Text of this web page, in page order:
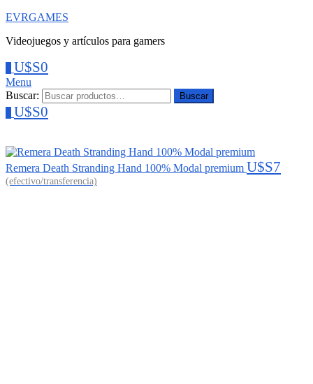
EVRGAMES
Videojuegos y artículos para gamers
U$S0
Menu
Buscar:
Buscar
U$S0
Remera Death Stranding Hand 100% Modal premium U$S7